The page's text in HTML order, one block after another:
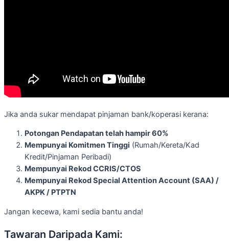
Jika anda sukar mendapat pinjaman bank/koperasi kerana:
Potongan Pendapatan telah hampir 60%
Mempunyai Komitmen Tinggi (Rumah/Kereta/Kad
Kredit/Pinjaman Peribadi)
Mempunyai Rekod CCRIS/CTOS
Mempunyai Rekod Special Attention Account (SAA) /
AKPK / PTPTN
Jangan kecewa, kami sedia bantu anda!
Tawaran Daripada Kami: